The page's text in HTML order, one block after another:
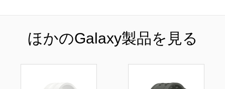
ほかのGalaxy製品を見る